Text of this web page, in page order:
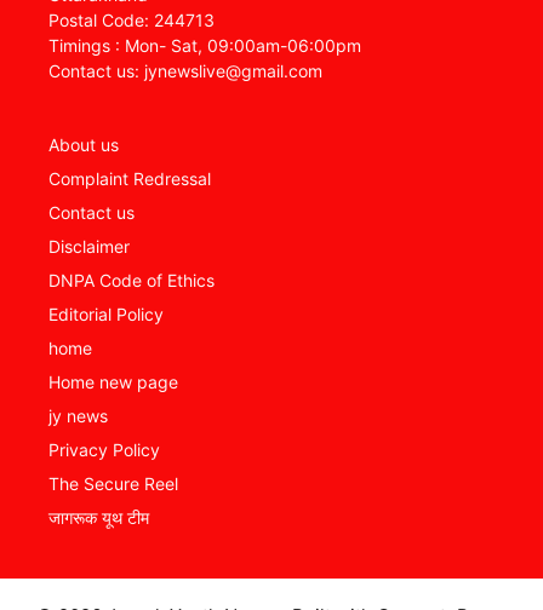
Postal Code: 244713
Timings : Mon- Sat, 09:00am-06:00pm
Contact us: jynewslive@gmail.com
About us
Complaint Redressal
Contact us
Disclaimer
DNPA Code of Ethics
Editorial Policy
home
Home new page
jy news
Privacy Policy
The Secure Reel
जागरूक यूथ टीम